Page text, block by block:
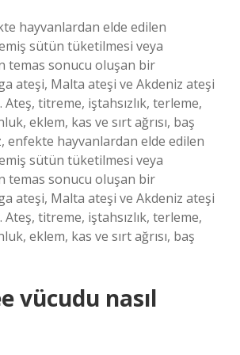
hayvanlardan elde edilen
sütün tüketilmesi veya
temas sonucu oluşan bir
ateşi, Malta ateşi ve Akdeniz ateşi
titreme, iştahsızlık, terleme,
eklem, kas ve sırt ağrısı, baş
enfekte hayvanlardan elde edilen
sütün tüketilmesi veya
temas sonucu oluşan bir
ateşi, Malta ateşi ve Akdeniz ateşi
titreme, iştahsızlık, terleme,
eklem, kas ve sırt ağrısı, baş
vücudu nasıl